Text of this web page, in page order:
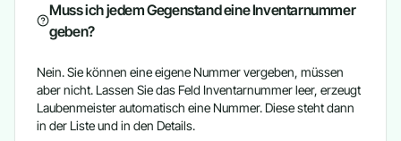
Muss ich jedem Gegenstand eine Inventarnummer
geben?
Nein. Sie können eine eigene Nummer vergeben, müssen
aber nicht. Lassen Sie das Feld Inventarnummer leer, erzeugt
Laubenmeister automatisch eine Nummer. Diese steht dann
in der Liste und in den Details.